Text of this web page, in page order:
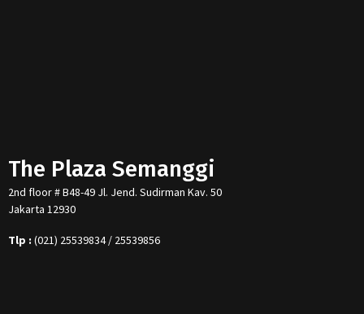
The Plaza Semanggi
2nd floor # B48-49 Jl. Jend. Sudirman Kav. 50
Jakarta 12930
Tlp : (021) 25539834 / 25539856